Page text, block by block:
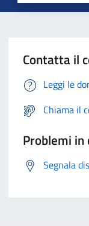
Contatta il
Leggi le
Chiama il
Problemi
Segnala